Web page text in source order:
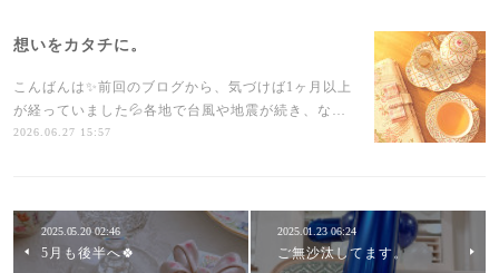
想いをカタチに。
こんばんは✨前回のブログから、気づけば1ヶ月以上
が経っていました💦各地で台風や地震が続き、な…
2026.06.27 15:57
2025.05.20 02:46
5月も後半へ🍀
2025.01.23 06:24
ご無沙汰してます。